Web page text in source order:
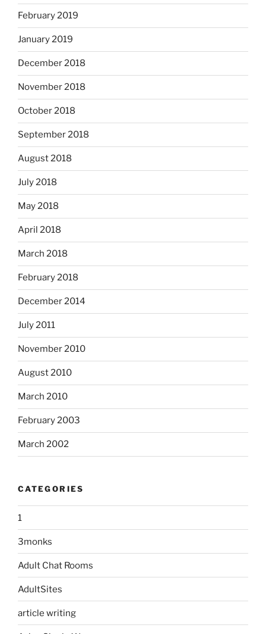
February 2019
January 2019
December 2018
November 2018
October 2018
September 2018
August 2018
July 2018
May 2018
April 2018
March 2018
February 2018
December 2014
July 2011
November 2010
August 2010
March 2010
February 2003
March 2002
CATEGORIES
1
3monks
Adult Chat Rooms
AdultSites
article writing